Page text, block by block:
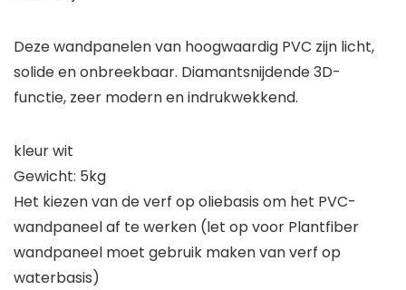
Deze wandpanelen van hoogwaardig PVC zijn licht,
solide en onbreekbaar. Diamantsnijdende 3D-
functie, zeer modern en indrukwekkend.
kleur wit
Gewicht: 5kg
Het kiezen van de verf op oliebasis om het PVC-
wandpaneel af te werken (let op voor Plantfiber
wandpaneel moet gebruik maken van verf op
waterbasis)